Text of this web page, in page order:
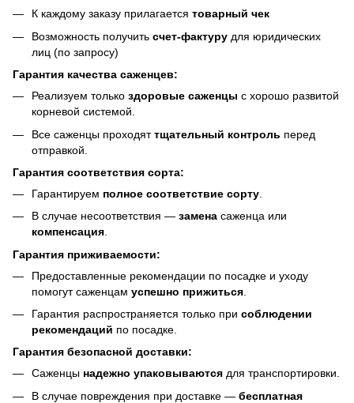
К каждому заказу прилагается товарный чек
Возможность получить счет-фактуру для юридических
лиц (по запросу)
Гарантия качества саженцев:
Реализуем только здоровые саженцы с хорошо развитой
корневой системой.
Все саженцы проходяттщательный контроль перед
отправкой.
Гарантия соответствия сорта:
Гарантируем полное соответствие сорту
В случае несоответствия — замена саженца или
компенсация.
Гарантия приживаемости:
Предоставленные рекомендации по посадке и уходу
помогут саженцам успешно прижиться
Гарантия распространяется только при соблюдении
рекомендаций по посадке.
Гарантия безопасной доставки:
Саженцы надежно упаковываются для транспортировки.
В случае повреждения при доставке — бесплатная